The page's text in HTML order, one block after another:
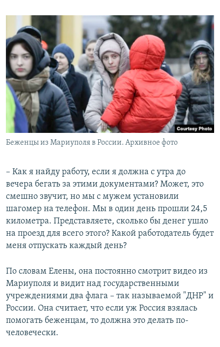
Беженцы из Мариуполя в России. Архивное фото
– Как я найду работу, если я должна с утра до
вечера бегать за этими документами? Может, это
смешно звучит, но мы с мужем установили
шагомер на телефон. Мы в один день прошли 24,5
километра. Представляете, сколько бы денег ушло
на проезд для всего этого? Какой работодатель будет
меня отпускать каждый день?
По словам Елены, она постоянно смотрит видео из
Мариуполя и видит над государственными
учреждениями два флага – так называемой "ДНР" и
России. Она считает, что если уж Россия взялась
помогать беженцам, то должна это делать по-
человечески.